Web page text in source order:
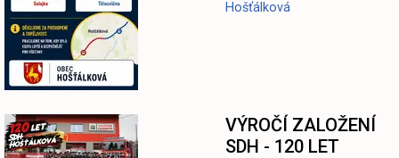
Hošťálková
VÝROČÍ ZALOŽENÍ
SDH - 120 LET